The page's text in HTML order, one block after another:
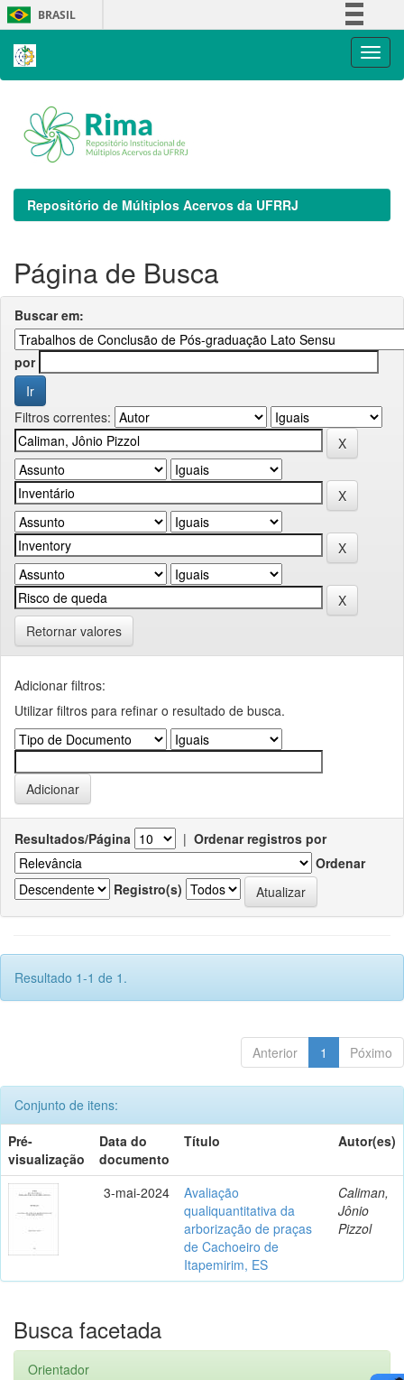
Skip
navigation
BRASIL
Repositório de Múltiplos Acervos da UFRRJ
Página de Busca
Buscar em:
por
Filtros correntes:
Retornar valores
Adicionar filtros:
Utilizar filtros para refinar o resultado de busca.
Resultados/Página | Ordenar registros por
Ordenar
Registro(s)
Resultado 1-1 de 1.
Anterior 1 Póximo
Conjunto de itens:
Pré-
visualização
Data do
documento
Título Autor(es)
3-mai-2024
Avaliação
qualiquantitativa da
arborização de praças
de Cachoeiro de
Itapemirim, ES
Caliman,
Jônio
Pizzol
Busca facetada
Orientador